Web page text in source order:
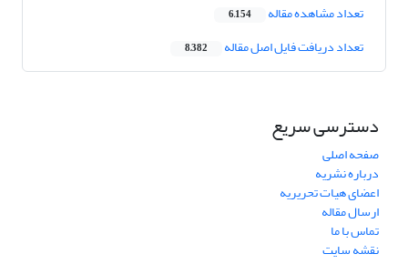
تعداد مشاهده مقاله 6,154
تعداد دریافت فایل اصل مقاله 8,382
دسترسی سریع
صفحه اصلی
درباره نشریه
اعضای هیات تحریریه
ارسال مقاله
تماس با ما
نقشه سایت